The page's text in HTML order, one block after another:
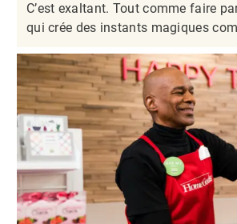
C’est exaltant. Tout comme faire
qui crée des instants magiques